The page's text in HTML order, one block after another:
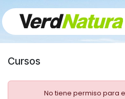
Cursos
No tiene permiso para